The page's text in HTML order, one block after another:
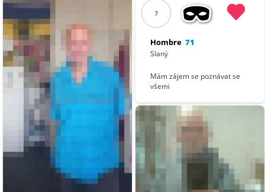
?
Hombre 71
Slaný
Mám zájem se poznávat se
všemi